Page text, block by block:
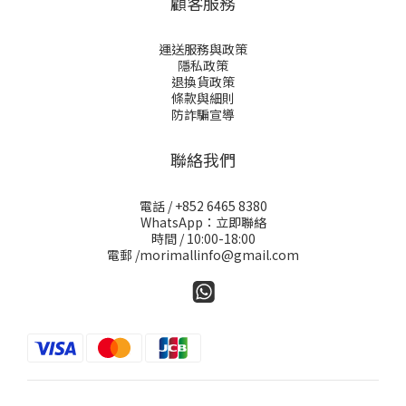
運送服務與政策
隱私政策
退換貨政策
條款與細則
防詐騙宣導
聯絡我們
電話 / +852 6465 8380
WhatsApp：立即聯絡
時間 / 10:00-18:00
電郵 /morimallinfo@gmail.com